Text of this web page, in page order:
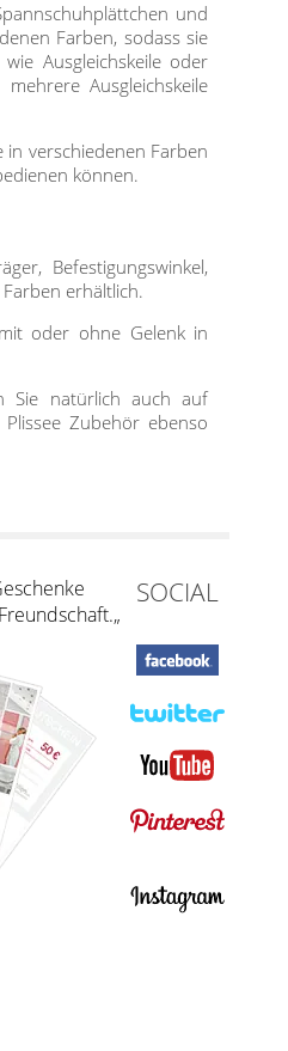
und
Farben, sodass sie
Ausgleichskeile oder
Ausgleichskeile
verschiedenen Farben
können.
Befestigungswinkel,
erhältlich.
oder ohne Gelenk in
Sie natürlich auch auf
Zubehör ebenso
SOCIAL